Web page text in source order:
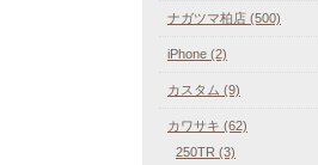
ナガツマ柏店 (500)
iPhone (2)
カスタム (9)
カワサキ (62)
250TR (3)